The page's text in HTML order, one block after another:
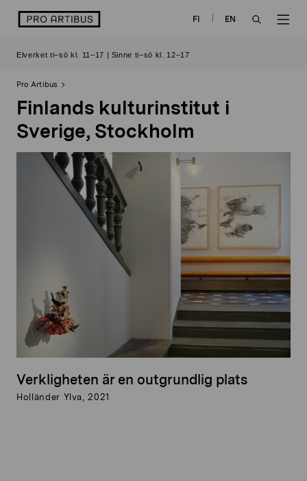
logo FI
EN
Elverket ti–sö kl. 11–17 | Sinne ti–sö kl. 12–17
Pro Artibus
Finlands kulturinstitut i
Sverige, Stockholm
Verkligheten är en outgrundlig plats
Holländer Ylva, 2021